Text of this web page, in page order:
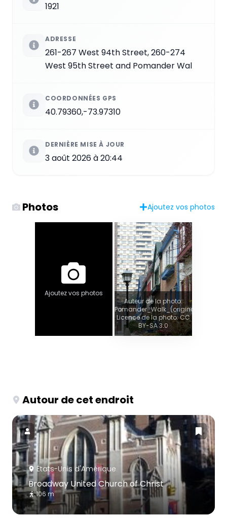
1921
ADRESSE
261-267 West 94th Street, 260-274
West 95th Street and Pomander Wal
COORDONNÉES GPS
40.79360,-73.97310
DERNIÈRE MISE À JOUR
3 août 2026 à 20:44
Photos Ajoutez vos photos
Ajoutez vos photos
Auteur de la photo:
Pomander_Walk_(original).jpg
Licence de la photo: CC
BY-SA 3.0
Autour de cet endroit
États-Unis d'Amérique
Broadway United Church of Christ
106 m